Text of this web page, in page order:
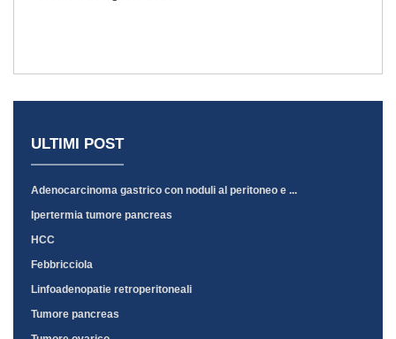
ULTIMI POST
Adenocarcinoma gastrico con noduli al peritoneo e ...
Ipertermia tumore pancreas
HCC
Febbricciola
Linfoadenopatie retroperitoneali
Tumore pancreas